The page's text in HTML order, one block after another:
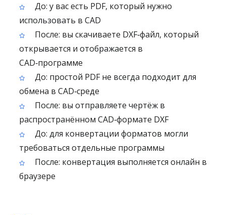
До: у вас есть PDF, который нужно
использовать в CAD
После: вы скачиваете DXF‑файл, который
открывается и отображается в
CAD‑программе
До: простой PDF не всегда подходит для
обмена в CAD‑среде
После: вы отправляете чертёж в
распространённом CAD‑формате DXF
До: для конвертации форматов могли
требоваться отдельные программы
После: конвертация выполняется онлайн в
браузере